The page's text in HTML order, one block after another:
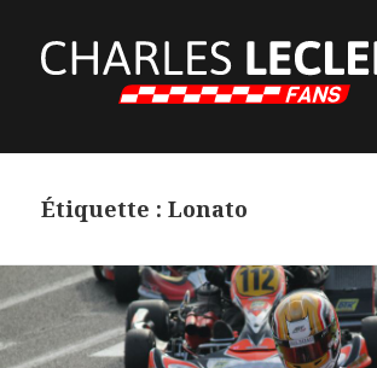
Étiquette :Lonato